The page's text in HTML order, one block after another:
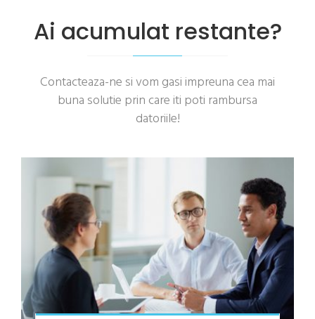
Ai acumulat restante?
Contacteaza-ne si vom gasi impreuna cea mai
buna solutie prin care iti poti rambursa
datoriile!